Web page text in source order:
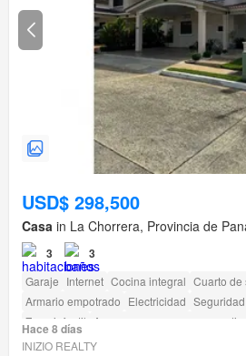
USD$ 298,500
Casa in La Chorrera, Provincia de
3 3
Garaje Internet Cocina integral Cuarto de
Armario empotrado Electricidad Seguridad
Zona infantil
Acceso para personas con
Hace 8 días
INIZIO REALTY